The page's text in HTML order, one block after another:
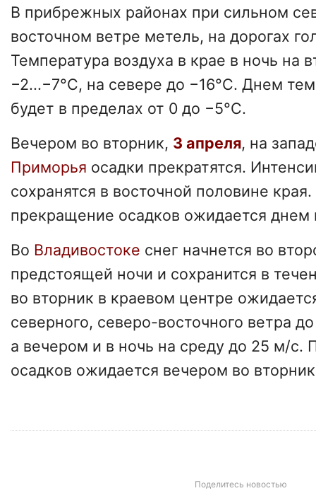
В прибрежных районах при сильном
восточном ветре метель, на дорогах
Температура воздуха в крае в ночь на
−2...−7°C, на севере до −16°C. Днем
будет в пределах от 0 до −5°C.
Вечером во вторник, 3 апреля, на
Приморья осадки прекратятся.
сохранятся в восточной половине
прекращение осадков ожидается днем
Во Владивостоке снег начнется во
предстоящей ночи и сохранится в
во вторник в краевом центре
северного, северо-восточного ветра
а вечером и в ночь на среду до 25 м/c.
осадков ожидается вечером во
Поделитесь новостью